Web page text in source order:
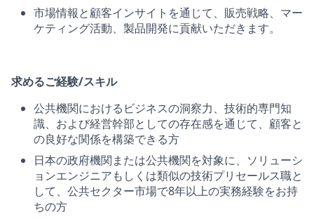
市場情報と顧客インサイトを通じて、販売戦略、マー
ケティング活動、製品開発に貢献いただきます。
求めるご経験/スキル
公共機関におけるビジネスの洞察力、技術的専門知
識、および経営幹部としての存在感を通じて、顧客と
の良好な関係を構築できる方
日本の政府機関または公共機関を対象に、ソリューシ
ョンエンジニアもしくは類似の技術プリセールス職と
して、公共セクター市場で8年以上の実務経験をお持
ちの方